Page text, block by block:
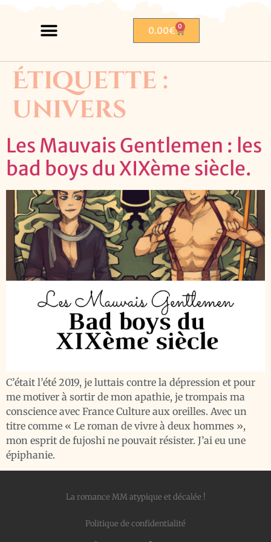
0.00€ 0
Étiquette :
univers
Les Mauvais Gentlemen : les
bad boys du XIXème siècle.
C’était l’été 2019, je luttais contre la dépression et pour
me motiver à sortir de mon apathie, je trompais ma
conscience avec France Culture aux oreilles. Avec un
titre comme « Le roman de vivre à deux hommes »,
mon esprit de fujoshi ne pouvait résister. J’ai eu une
épiphanie.
La romance MM atypique et décalée !
Politique de confidentialité